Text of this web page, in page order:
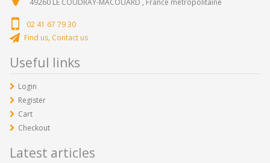
49260 LE COUDRAY-MACOUARD , France métropolitaine
02 41 67 79 30
Find us, Contact us
Useful links
Login
Register
Cart
Checkout
Latest articles